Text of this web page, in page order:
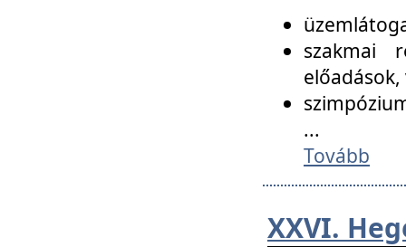
szakmai
...
Tovább
XXVI.